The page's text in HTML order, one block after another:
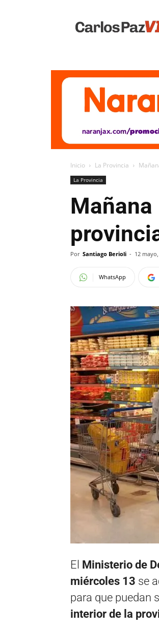
Vivo
Inicio La Provincia
La Provincia
Por Santiago Berioli - 12
WhatsApp
El Ministerio de
miércoles 13 se
para que puedan
interior de la